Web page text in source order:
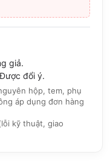
giả.
đổi ý.
hộp, tem, phụ
áp dụng đơn hàng
kỹ thuật, giao